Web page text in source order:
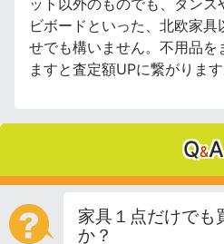
ット以外のものでも、タン
ビボードといった、北欧家
せでも構いません。不用品を
ますと査定額UPに繋がります
Q&A
家具１点だけでも
か？